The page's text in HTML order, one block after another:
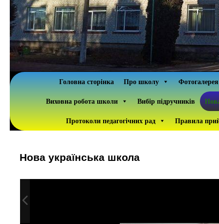
Головна сторінка Про школу
Фотогалерея
Виховна робота школи
Вибір підручників
Протоколи педагогічних рад
Правила
Нова українська школа